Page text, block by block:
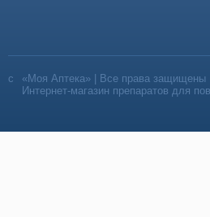
«Моя Аптека» | Все права защищены
Интернет-магазин препаратов для